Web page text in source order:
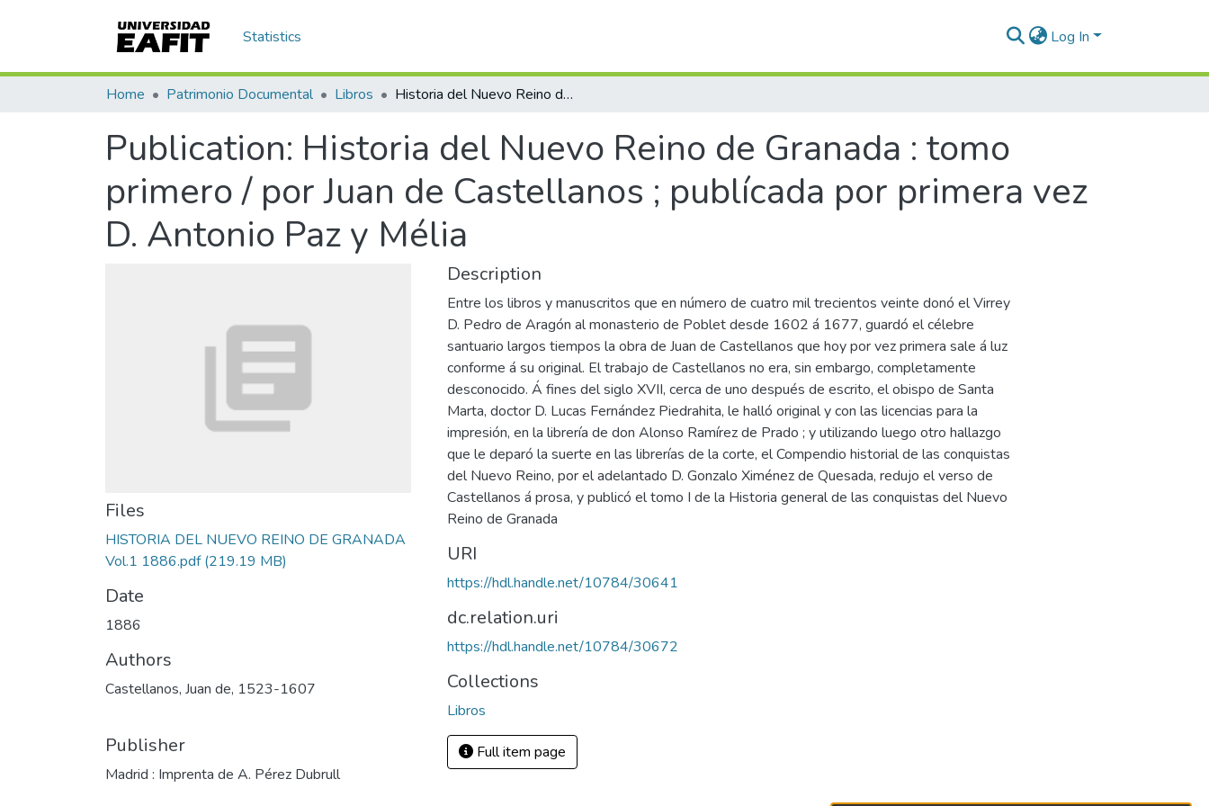
Statistics Log In
Home Patrimonio Documental Libros Historia del Nuevo Reino de Granada : tomo primero / por Juan de Castellanos ; publícada por primera vez D. Antonio Paz y Mélia
Publication: Historia del Nuevo Reino de Granada : tomo
primero / por Juan de Castellanos ; publícada por primera vez
D. Antonio Paz y Mélia
Files
HISTORIA DEL NUEVO REINO DE GRANADA
Vol.1 1886.pdf(219.19 MB)
Date
1886
Authors
Castellanos, Juan de, 1523-1607
Publisher
Madrid : Imprenta de A. Pérez Dubrull
Description
Entre los libros y manuscritos que en número de cuatro mil trecientos veinte donó el Virrey
D. Pedro de Aragón al monasterio de Poblet desde 1602 á 1677, guardó el célebre
santuario largos tiempos la obra de Juan de Castellanos que hoy por vez primera sale á luz
conforme á su original. El trabajo de Castellanos no era, sin embargo, completamente
desconocido. Á fines del siglo XVII, cerca de uno después de escrito, el obispo de Santa
Marta, doctor D. Lucas Fernández Piedrahita, le halló original y con las licencias para la
impresión, en la librería de don Alonso Ramírez de Prado ; y utilizando luego otro hallazgo
que le deparó la suerte en las librerías de la corte, el Compendio historial de las conquistas
del Nuevo Reino, por el adelantado D. Gonzalo Ximénez de Quesada, redujo el verso de
Castellanos á prosa, y publicó el tomo I de la Historia general de las conquistas del Nuevo
Reino de Granada
URI
https://hdl.handle.net/10784/30641
dc.relation.uri
https://hdl.handle.net/10784/30672
Collections
Libros
Full item page